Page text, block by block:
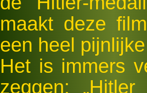
maakt deze
een heel
Het is immers
zeggen: